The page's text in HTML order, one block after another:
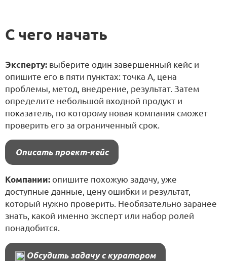
С чего начать
Эксперту: выберите один завершенный кейс и
опишите его в пяти пунктах: точка А, цена
проблемы, метод, внедрение, результат. Затем
определите небольшой входной продукт и
показатель, по которому новая компания сможет
проверить его за ограниченный срок.
Описать проект-кейс
Компании: опишите похожую задачу, уже
доступные данные, цену ошибки и результат,
который нужно проверить. Необязательно заранее
знать, какой именно эксперт или набор ролей
понадобится.
Обсудить задачу с куратором